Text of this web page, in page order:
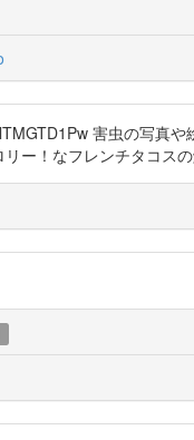
害虫の写真
ー！なフレンチタコス